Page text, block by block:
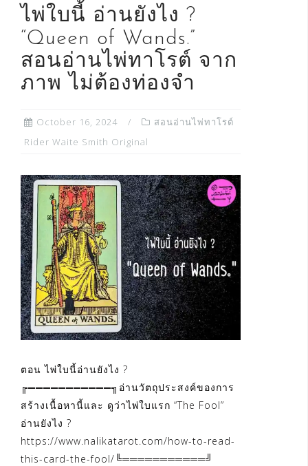
ไพ่ใบนี้ อ่านยังไง ?
“Queen of Wands.”
สอนอ่านไพ่ทาโรต์ จาก
ภาพ ไม่ต้องท่องจำ
October 16, 2024
สอนอ่านไพ่ทาโรต์
Rider Waite Smith Original
ตอน ไพ่ใบนี้อ่านยังไง ?
╔═══════════╗อ่านวัตถุประสงค์ของการ
สร้างเนื้อหานี้และ ดูว่าไพ่ใบแรก “The Fool”
อ่านยังไง ?
https://www.nalikatarot.com/how-to-read-
this-card-the-fool/╚═══════════╝